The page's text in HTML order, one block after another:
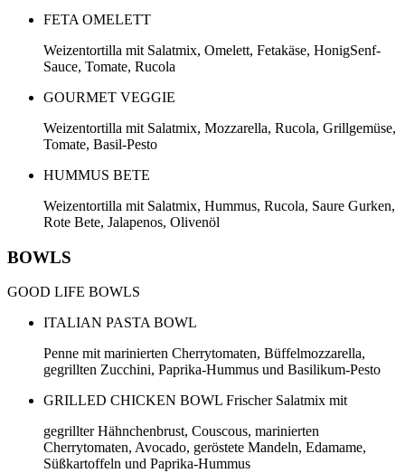
FETA OMELETT
Weizentortilla mit Salatmix, Omelett, Fetakäse, HonigSenf-
Sauce, Tomate, Rucola
GOURMET VEGGIE
Weizentortilla mit Salatmix, Mozzarella, Rucola, Grillgemüse,
Tomate, Basil-Pesto
HUMMUS BETE
Weizentortilla mit Salatmix, Hummus, Rucola, Saure Gurken,
Rote Bete, Jalapenos, Olivenöl
BOWLS
GOOD LIFE BOWLS
ITALIAN PASTA BOWL
Penne mit marinierten Cherrytomaten, Büffelmozzarella,
gegrillten Zucchini, Paprika-Hummus und Basilikum-Pesto
GRILLED CHICKEN BOWL Frischer Salatmix mit
gegrillter Hähnchenbrust, Couscous, marinierten
Cherrytomaten, Avocado, geröstete Mandeln, Edamame,
Süßkartoffeln und Paprika-Hummus